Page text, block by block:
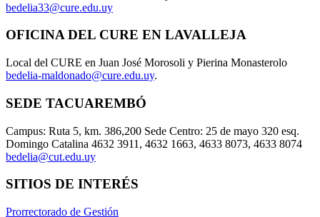
bedelia33@cure.edu.uy
OFICINA DEL CURE EN LAVALLEJA
Local del CURE en Juan José Morosoli y Pierina Monasterolo
bedelia-maldonado@cure.edu.uy.
SEDE TACUAREMBÓ
Campus: Ruta 5, km. 386,200 Sede Centro: 25 de mayo 320 esq.
Domingo Catalina 4632 3911, 4632 1663, 4633 8073, 4633 8074
bedelia@cut.edu.uy
SITIOS DE INTERÉS
Prorrectorado de Gestión